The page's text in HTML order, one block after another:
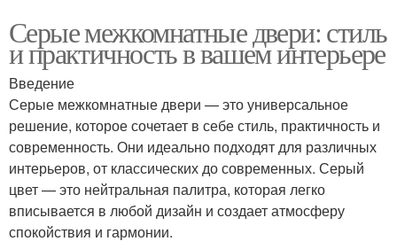
Серые межкомнатные двери: стиль
и практичность в вашем интерьере
Введение
Серые межкомнатные двери — это универсальное
решение, которое сочетает в себе стиль, практичность и
современность. Они идеально подходят для различных
интерьеров, от классических до современных. Серый
цвет — это нейтральная палитра, которая легко
вписывается в любой дизайн и создает атмосферу
спокойствия и гармонии.